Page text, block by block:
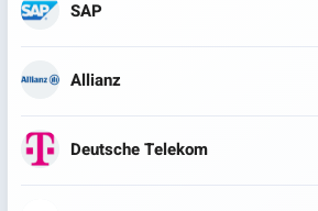
SAP
Allianz
Deutsche Telekom